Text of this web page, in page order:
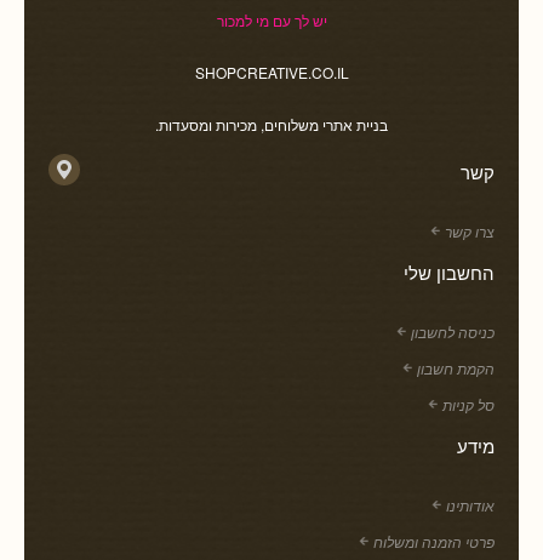
יש לך עם מי למכור
SHOPCREATIVE.CO.IL
בניית אתרי משלוחים, מכירות ומסעדות.
קשר
צרו קשר
החשבון שלי
כניסה לחשבון
הקמת חשבון
סל קניות
מידע
אודותינו
פרטי הזמנה ומשלוח